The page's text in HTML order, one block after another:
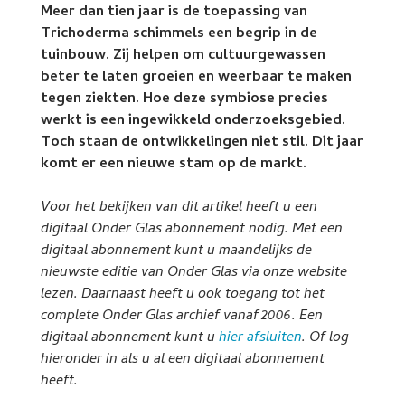
Meer dan tien jaar is de toepassing van
Trichoderma schimmels een begrip in de
tuinbouw. Zij helpen om cultuurgewassen
beter te laten groeien en weerbaar te maken
tegen ziekten. Hoe deze symbiose precies
werkt is een ingewikkeld onderzoeksgebied.
Toch staan de ontwikkelingen niet stil. Dit jaar
komt er een nieuwe stam op de markt.
Voor het bekijken van dit artikel heeft u een
digitaal Onder Glas abonnement nodig. Met een
digitaal abonnement kunt u maandelijks de
nieuwste editie van Onder Glas via onze website
lezen. Daarnaast heeft u ook toegang tot het
complete Onder Glas archief vanaf 2006. Een
digitaal abonnement kunt uhier afsluiten. Of log
hieronder in als u al een digitaal abonnement
heeft.